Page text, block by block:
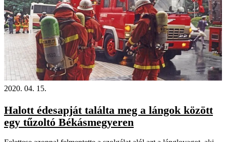
2020. 04. 15.
Halott édesapját találta meg a lángok között
egy tűzoltó Békásmegyeren